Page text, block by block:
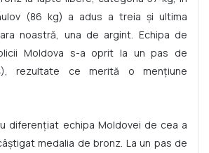
(86 kg) a adus a treia și ultima
noastră, una de argint. Echipa de
Moldova s-a oprit la un pas de
rezultate ce merită o mențiune
diferențiat echipa Moldovei de cea a
medalia de bronz. La un pas de